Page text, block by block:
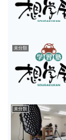
未分類
未分類